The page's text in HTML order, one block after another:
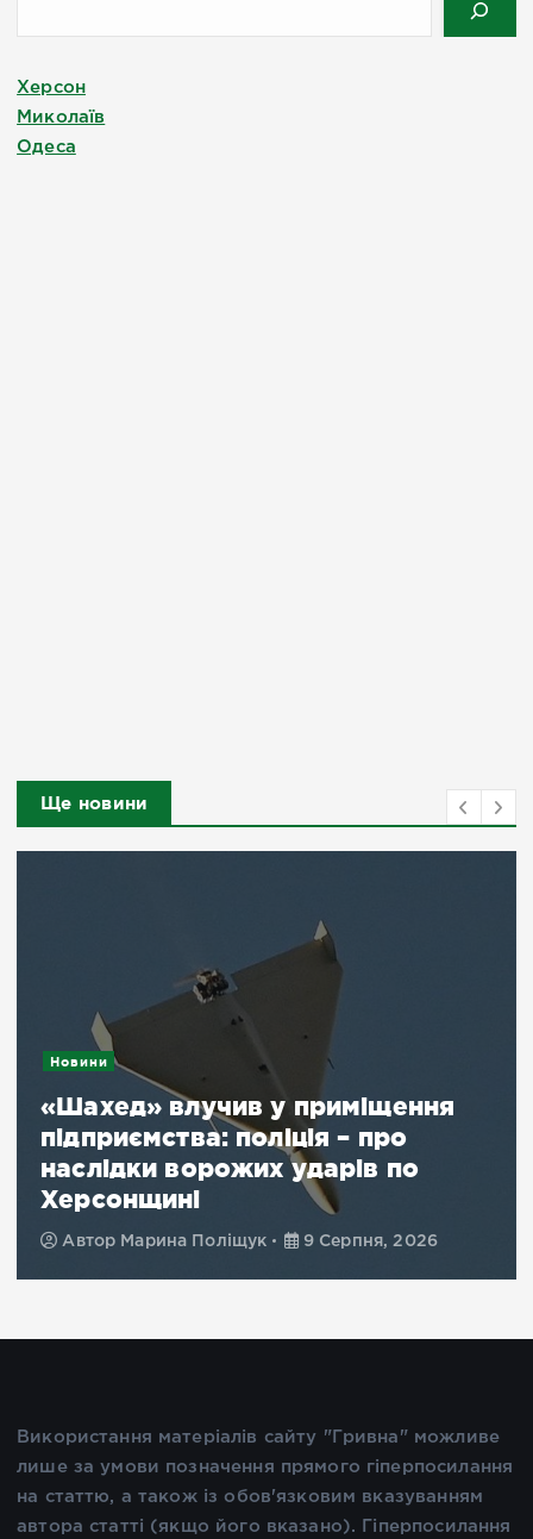
Херсон
Миколаїв
Одеса
Ще новини
Новини
«Шахед» влучив у приміщення
підприємства: поліція – про
наслідки ворожих ударів по
Херсонщині
Автор Марина Поліщук 9 Серпня, 2026
Використання матеріалів сайту "Гривна" можливе
лише за умови позначення прямого гіперпосилання
на статтю, а також із обов'язковим вказуванням
автора статті (якщо його вказано). Гіперпосилання